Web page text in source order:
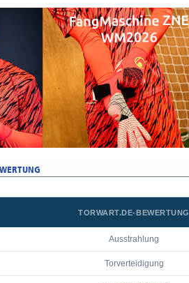
TORWART.DE-BEWERTUNG
Ausstrahlung
Torverteidigung